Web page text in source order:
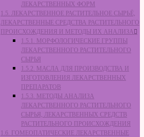
ЛЕКАРСТВЕННЫХ ФОРМ
1.5. ЛЕКАРСТВЕННОЕ РАСТИТЕЛЬНОЕ СЫРЬЁ,
ЛЕКАРСТВЕННЫЕ СРЕДСТВА РАСТИТЕЛЬНОГО
ПРОИСХОЖДЕНИЯ И МЕТОДЫ ИХ АНАЛИЗА
1.5.1. МОРФОЛОГИЧЕСКИЕ ГРУППЫ
ЛЕКАРСТВЕННОГО РАСТИТЕЛЬНОГО
СЫРЬЯ
1.5.2. МАСЛА ДЛЯ ПРОИЗВОДСТВА И
ИЗГОТОВЛЕНИЯ ЛЕКАРСТВЕННЫХ
ПРЕПАРАТОВ
1.5.3. МЕТОДЫ АНАЛИЗА
ЛЕКАРСТВЕННОГО РАСТИТЕЛЬНОГО
СЫРЬЯ, ЛЕКАРСТВЕННЫХ СРЕДСТВ
РАСТИТЕЛЬНОГО ПРОИСХОЖДЕНИЯ
1.6. ГОМЕОПАТИЧЕСКИЕ ЛЕКАРСТВЕННЫЕ